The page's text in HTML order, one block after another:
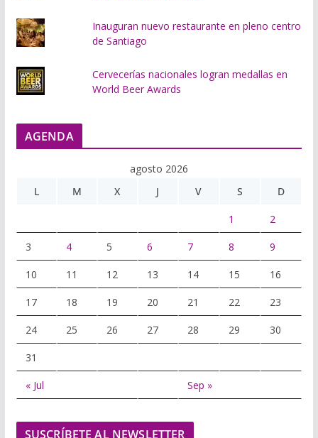
Inauguran nuevo restaurante en pleno centro
de Santiago
Cervecerías nacionales logran medallas en
World Beer Awards
AGENDA
agosto 2026
L
M X J V S D
1 2
3 4 5 6 7 8 9
10 11 12 13 14 15 16
17 18 19 20 21 22 23
24 25 26 27 28 29 30
31
« Jul Sep »
SUSCRÍBETE AL NEWSLETTER